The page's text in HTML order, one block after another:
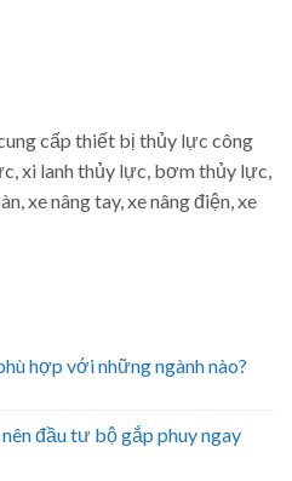
cấp thiết bị thủy lực công
xi lanh thủy lực, bơm thủy lực,
xe nâng tay, xe nâng điện, xe
hợp với những ngành nào?
đầu tư bộ gắp phuy ngay